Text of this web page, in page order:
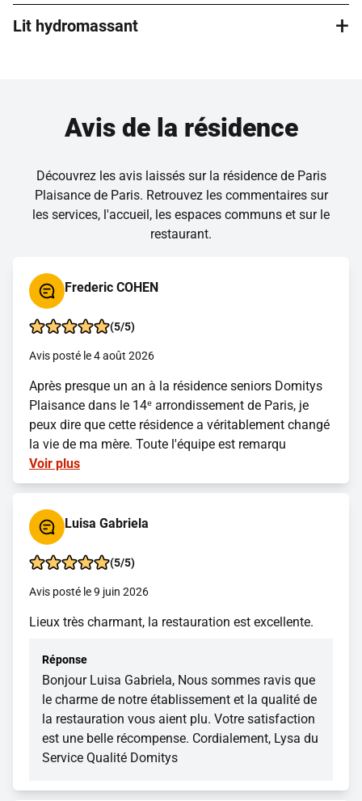
cours collectifs adaptés à tous les niveaux sont par ailleurs
Le salon de coiffure et d’esthétique accueille des
Lit hydromassant +
circulation et réduit le stress en quelques minutes. Une
Avis de la résidence
Découvrez les avis laissés sur la résidence de Paris
Plaisance de Paris. Retrouvez les commentaires sur
les services, l'accueil, les espaces communs et sur le
restaurant.
Frederic COHEN
(5/5)
Avis posté le 4 août 2026
Après presque un an à la résidence seniors Domitys
Plaisance dans le 14ᵉ arrondissement de Paris, je
peux dire que cette résidence a véritablement changé
la vie de ma mère. Toute l'équipe est remarqu
Voir plus
Luisa Gabriela
(5/5)
Avis posté le 9 juin 2026
Lieux très charmant, la restauration est excellente.
Réponse
Bonjour Luisa Gabriela, Nous sommes ravis que
le charme de notre établissement et la qualité de
la restauration vous aient plu. Votre satisfaction
est une belle récompense. Cordialement, Lysa du
Service Qualité Domitys